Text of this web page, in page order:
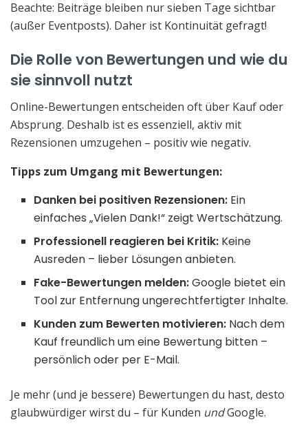
Beachte: Beiträge bleiben nur sieben Tage sichtbar
(außer Eventposts). Daher ist Kontinuität gefragt!
Die Rolle von Bewertungen und wie du
sie sinnvoll nutzt
Online-Bewertungen entscheiden oft über Kauf oder
Absprung. Deshalb ist es essenziell, aktiv mit
Rezensionen umzugehen – positiv wie negativ.
Tipps zum Umgang mit Bewertungen:
Danken bei positiven Rezensionen: Ein
einfaches „Vielen Dank!“ zeigt Wertschätzung.
Professionell reagieren bei Kritik: Keine
Ausreden – lieber Lösungen anbieten.
Fake-Bewertungen melden:Google bietet ein
Tool zur Entfernung ungerechtfertigter Inhalte.
Kunden zum Bewerten motivieren: Nach dem
Kauf freundlich um eine Bewertung bitten –
persönlich oder per E-Mail.
Je mehr (und je bessere) Bewertungen du hast, desto
glaubwürdiger wirst du – für Kunden undGoogle.